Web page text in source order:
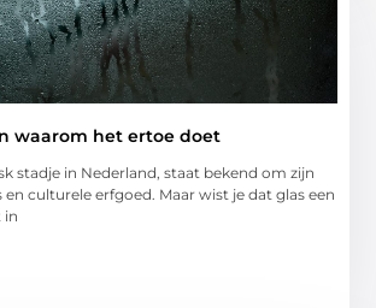
waarom het ertoe doet
stadje in Nederland, staat bekend om zijn
en culturele erfgoed. Maar wist je dat glas een
in